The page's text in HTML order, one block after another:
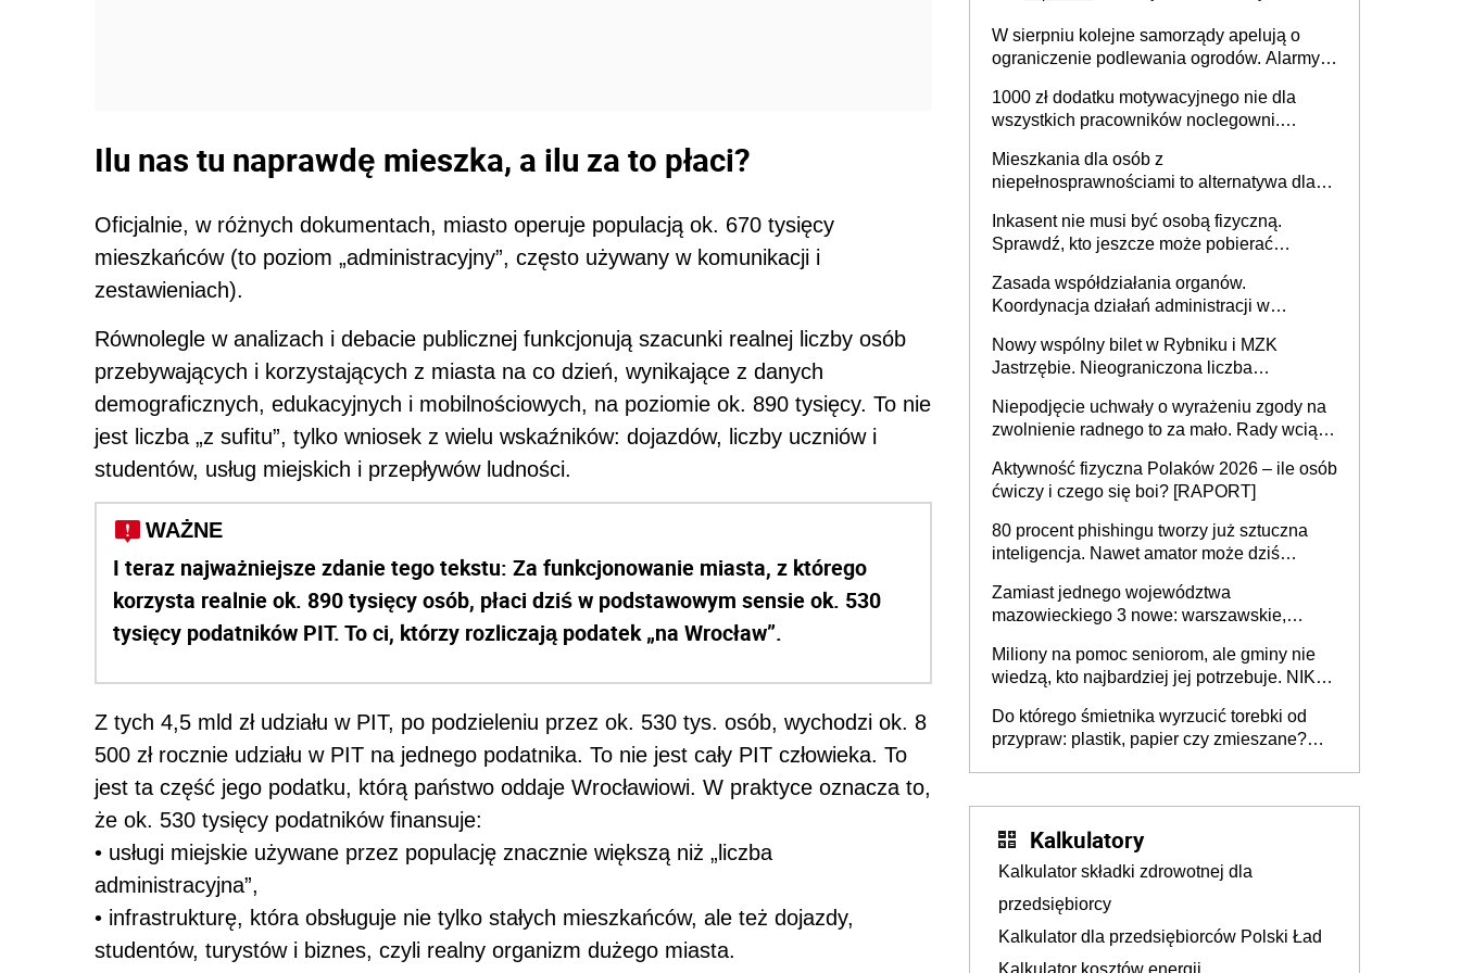
Ilu nas tu naprawdę mieszka, a ilu za to płaci?
Oficjalnie, w różnych dokumentach, miasto operuje populacją ok. 670 tysięcy
mieszkańców (to poziom „administracyjny”, często używany w komunikacji i
zestawieniach).
Równolegle w analizach i debacie publicznej funkcjonują szacunki realnej liczby osób
przebywających i korzystających z miasta na co dzień, wynikające z danych
demograficznych, edukacyjnych i mobilnościowych, na poziomie ok. 890 tysięcy. To nie
jest liczba „z sufitu”, tylko wniosek z wielu wskaźników: dojazdów, liczby uczniów i
studentów, usług miejskich i przepływów ludności.
WAŻNE
I teraz najważniejsze zdanie tego tekstu: Za funkcjonowanie miasta, z którego
korzysta realnie ok. 890 tysięcy osób, płaci dziś w podstawowym sensie ok. 530
tysięcy podatników PIT. To ci, którzy rozliczają podatek „na Wrocław”.
Z tych 4,5 mld zł udziału w PIT, po podzieleniu przez ok. 530 tys. osób, wychodzi ok. 8
500 zł rocznie udziału w PIT na jednego podatnika. To nie jest cały PIT człowieka. To
jest ta część jego podatku, którą państwo oddaje Wrocławiowi. W praktyce oznacza to,
że ok. 530 tysięcy podatników finansuje:
• usługi miejskie używane przez populację znacznie większą niż „liczba
administracyjna”,
• infrastrukturę, która obsługuje nie tylko stałych mieszkańców, ale też dojazdy,
studentów, turystów i biznes, czyli realny organizm dużego miasta.
W sierpniu kolejne samorządy apelują o
ograniczenie podlewania ogrodów. Alarmy w
może objąć cały kraj
1000 zł dodatku motywacyjnego nie dla
wszystkich pracowników noclegowni.
Mieszkania dla osób z
niepełnosprawnościami to alternatywa dla
samodzielnie lub z rodziną
Inkasent nie musi być osobą fizyczną.
Sprawdź, kto jeszcze może pobierać
Zasada współdziałania organów.
Koordynacja działań administracji w
Nowy wspólny bilet w Rybniku i MZK
Jastrzębie. Nieograniczona liczba
Niepodjęcie uchwały o wyrażeniu zgody na
zwolnienie radnego to za mało. Rady wciąż
rozstrzygać sprawy
Aktywność fizyczna Polaków 2026 – ile osób
ćwiczy i czego się boi? [RAPORT]
80 procent phishingu tworzy już sztuczna
inteligencja. Nawet amator może dziś
Zamiast jednego województwa
mazowieckiego 3 nowe: warszawskie,
Europie nie ma tak dużych jednostek
stołecznych
Miliony na pomoc seniorom, ale gminy nie
wiedzą, kto najbardziej jej potrzebuje. NIK
Do którego śmietnika wyrzucić torebki od
przypraw: plastik, papier czy zmieszane?
Kalkulatory
Kalkulator składki zdrowotnej dla
przedsiębiorcy
Kalkulator dla przedsiębiorców Polski Ład